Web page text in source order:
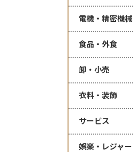
電機・精密機械
食品・外食
卸・小売
衣料・装飾
サービス
娯楽・レジャー